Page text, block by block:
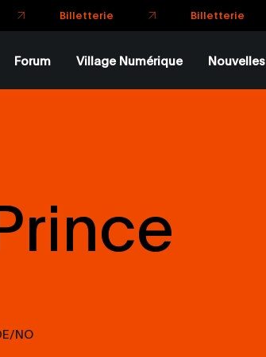
Billetterie Billetterie
Forum Village Numérique Nouvelles
NO